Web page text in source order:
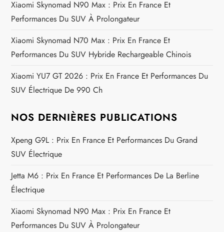
l
’
a
r
t
i
c
l
e
Xiaomi Skynomad N90 Max : Prix En France Et
Performances Du SUV À Prolongateur
Xiaomi Skynomad N70 Max : Prix En France Et
Performances Du SUV Hybride Rechargeable Chinois
Xiaomi YU7 GT 2026 : Prix En France Et Performances Du
SUV Électrique De 990 Ch
NOS DERNIÈRES PUBLICATIONS
Xpeng G9L : Prix En France Et Performances Du Grand
SUV Électrique
Jetta M6 : Prix En France Et Performances De La Berline
Électrique
Xiaomi Skynomad N90 Max : Prix En France Et
Performances Du SUV À Prolongateur